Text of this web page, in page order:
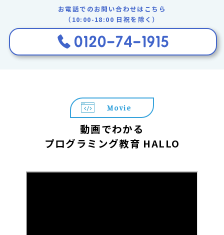
お電話でのお問い合わせはこちら
（10:00-18:00 日祝を除く）
Movie
動画でわかる
プログラミング教育 HALLO